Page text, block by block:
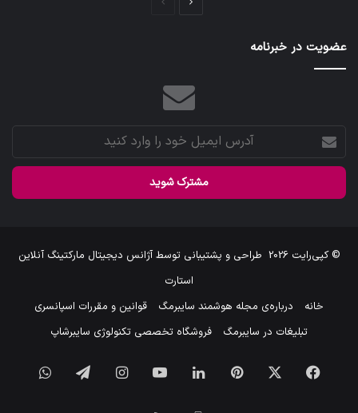
عضویت در خبرنامه
آدرس
ایمیل
خود
وارد
© کپی‌رایت 2026 طراحی و پشتیبانی توسطآژانس دیجیتال مارکتینگ آنلاین
استارت
خانه
درباره‌ی مجله هوشمند سایبرمگ
قوانین و مقررات اسپانسری
تبلیغات در سایبرمگ
فروشگاه تخصصی تکنولوژی سایبرشاپ
فیس
‫پین‌ترست لینکدین یوتیوب اینستاگرام تلگرام